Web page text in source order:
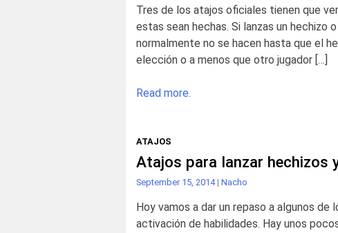
Tres de los atajos oficiales tienen que
estas sean hechas. Si lanzas un hechizo
normalmente no se hacen hasta que el
elección o a menos que otro jugador […]
Read more.
ATAJOS
Atajos para lanzar hechizos
September 15, 2014 | Nacho
Hoy vamos a dar un repaso a algunos
activación de habilidades. Hay unos